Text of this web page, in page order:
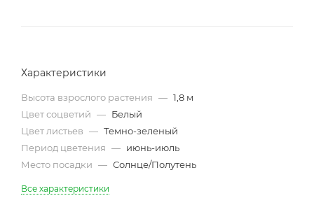
Характеристики
Высота взрослого растения — 1,8 м
Цвет соцветий — Белый
Цвет листьев — Темно-зеленый
Период цветения — июнь-июль
Место посадки — Солнце/Полутень
Все характеристики